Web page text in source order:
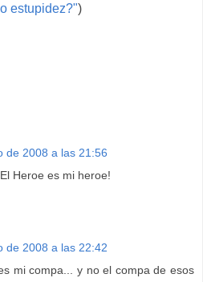
estupidez?")
de 2008 a las 21:56
Heroe es mi heroe!
de 2008 a las 22:42
mi compa... y no el compa de esos